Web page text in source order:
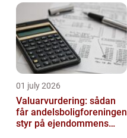
01 july 2026
Valuarvurdering: sådan
får andelsboligforeningen
styr på ejendommens